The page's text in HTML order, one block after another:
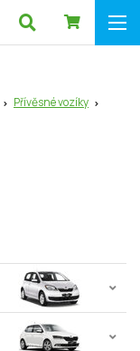
Přívěsné vozíky